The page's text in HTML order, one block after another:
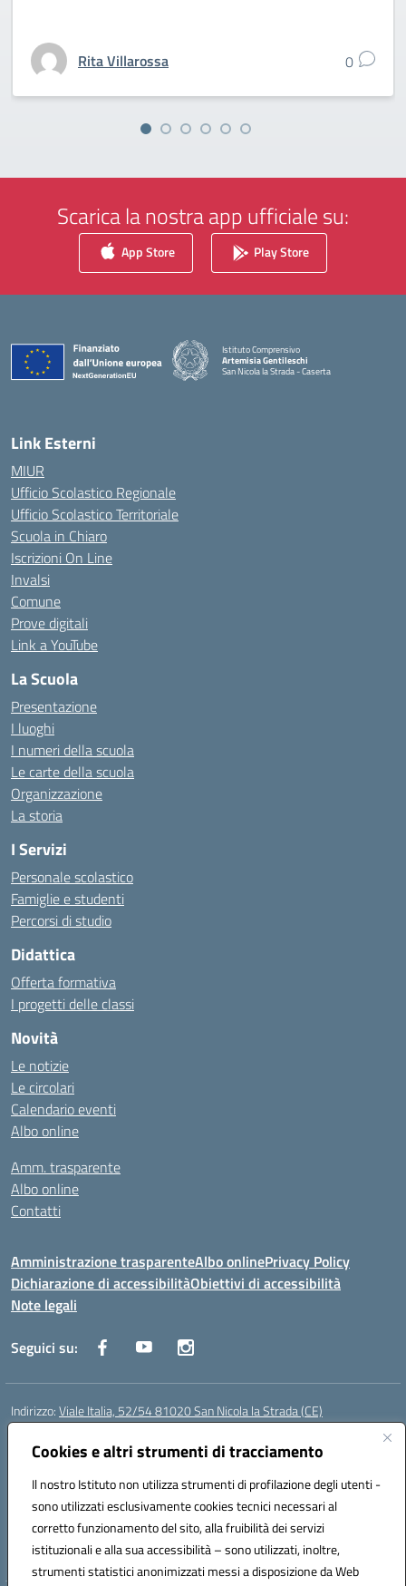
Cookies e altri strumenti di tracciamento
Il nostro Istituto non utilizza strumenti di profilazione degli utenti -
sono utilizzati esclusivamente cookies tecnici necessari al
corretto funzionamento del sito, alla fruibilità dei servizi
istituzionali e alla sua accessibilità – sono utilizzati, inoltre,
strumenti statistici anonimizzati messi a disposizione da Web
Rita Villarossa 0
Scarica la nostra app ufficiale su:
App Store Play Store
Istituto Comprensivo
Artemisia Gentileschi
San Nicola la Strada - Caserta
Link Esterni
MIUR
Ufficio Scolastico Regionale
Ufficio Scolastico Territoriale
Scuola in Chiaro
Iscrizioni On Line
Invalsi
Comune
Prove digitali
Link a YouTube
La Scuola
Presentazione
I luoghi
I numeri della scuola
Le carte della scuola
Organizzazione
La storia
I Servizi
Personale scolastico
Famiglie e studenti
Percorsi di studio
Didattica
Offerta formativa
I progetti delle classi
Novità
Le notizie
Le circolari
Calendario eventi
Albo online
Amm. trasparente
Albo online
Contatti
Amministrazione trasparenteAlbo onlinePrivacy Policy
Dichiarazione di accessibilitàObiettivi di accessibilità
Note legali
Seguici su:
Indirizzo:Viale Italia, 52/54 81020 San Nicola la Strada (CE)
Centralino:
Posta elettronica certificata (PEC):ceic86700d@pec.istruzione.it
Codice fiscale: 93081990611
Codice meccanografico:CEIC86700D
Codice Indice delle Pubbliche Amministrazioni (IPA): istsc_ceic86700d
Codice unico di fatturazione (CUF): XLWGV9